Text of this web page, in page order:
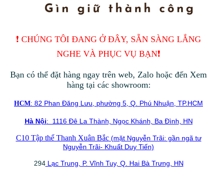
❗️ CHÚNG TÔI ĐANG Ở ĐÂY, SẴN SÀNG LẮNG
NGHE VÀ PHỤC VỤ BẠN❗️
Bạn có thể đặt hàng ngay trên web, Zalo hoặc đến Xem
hàng tại các showroom:
HCM: 82 Phan Đăng Lưu, phường 5, Q. Phú Nhuận, TP.HCM
Hà Nội: 1116 Đê La Thành, Ngọc Khánh, Ba Đình, HN
C10 Tập thể Thanh Xuân Bắc(mặt Nguyễn Trãi: gần ngã tư
Nguyễn Trãi- Khuất Duy Tiến)
294Lạc Trung, P. Vĩnh Tuy, Q. Hai Bà Trưng, HN